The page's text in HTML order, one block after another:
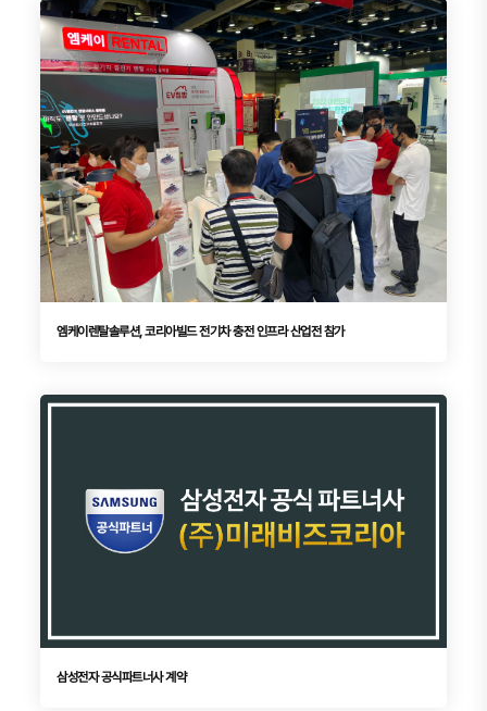
엠케이렌탈솔루션, 코리아빌드 전기차 충전 인프라 산업전 참가
삼성전자 공식파트너사 계약